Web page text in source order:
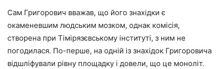
Сам Григорович вважав, що його знахідки є
окаменевшим людським мозком, однак комісія,
створена при Тімірязєвському інституті, з ним не
погодилася. По-перше, на одній із знахідок Григоровича
відшліфували рівну площадку і довели, що це моноліт.